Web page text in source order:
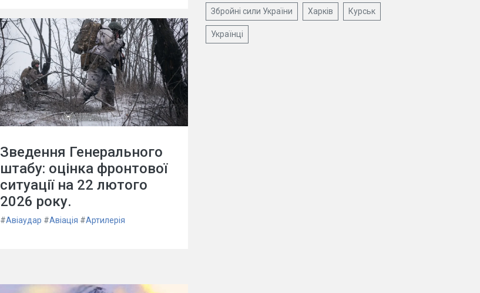
Зведення Генерального
штабу: оцінка фронтової
ситуації на 22 лютого
2026 року.
#Авіаудар #Авіація #Артилерія
Збройні сили України Харків Курськ
Українці